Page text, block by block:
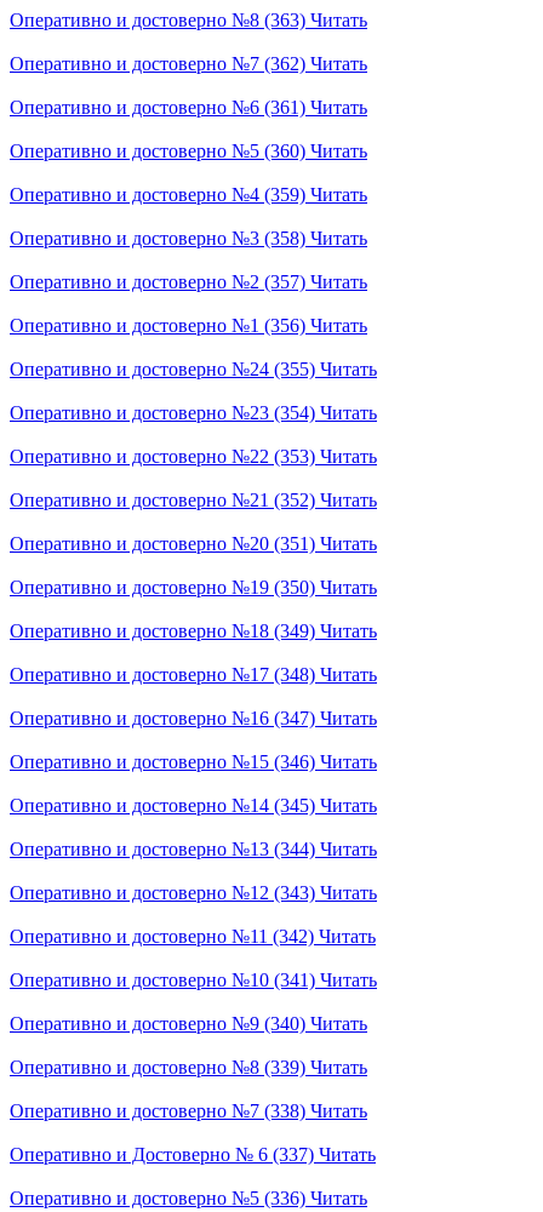
Оперативно и достоверно №8 (363) Читать
Оперативно и достоверно №7 (362) Читать
Оперативно и достоверно №6 (361) Читать
Оперативно и достоверно №5 (360) Читать
Оперативно и достоверно №4 (359) Читать
Оперативно и достоверно №3 (358) Читать
Оперативно и достоверно №2 (357) Читать
Оперативно и достоверно №1 (356) Читать
Оперативно и достоверно №24 (355) Читать
Оперативно и достоверно №23 (354) Читать
Оперативно и достоверно №22 (353) Читать
Оперативно и достоверно №21 (352) Читать
Оперативно и достоверно №20 (351) Читать
Оперативно и достоверно №19 (350) Читать
Оперативно и достоверно №18 (349) Читать
Оперативно и достоверно №17 (348) Читать
Оперативно и достоверно №16 (347) Читать
Оперативно и достоверно №15 (346) Читать
Оперативно и достоверно №14 (345) Читать
Оперативно и достоверно №13 (344) Читать
Оперативно и достоверно №12 (343) Читать
Оперативно и достоверно №11 (342) Читать
Оперативно и достоверно №10 (341) Читать
Оперативно и достоверно №9 (340) Читать
Оперативно и достоверно №8 (339) Читать
Оперативно и достоверно №7 (338) Читать
Оперативно и Достоверно № 6 (337) Читать
Оперативно и достоверно №5 (336) Читать